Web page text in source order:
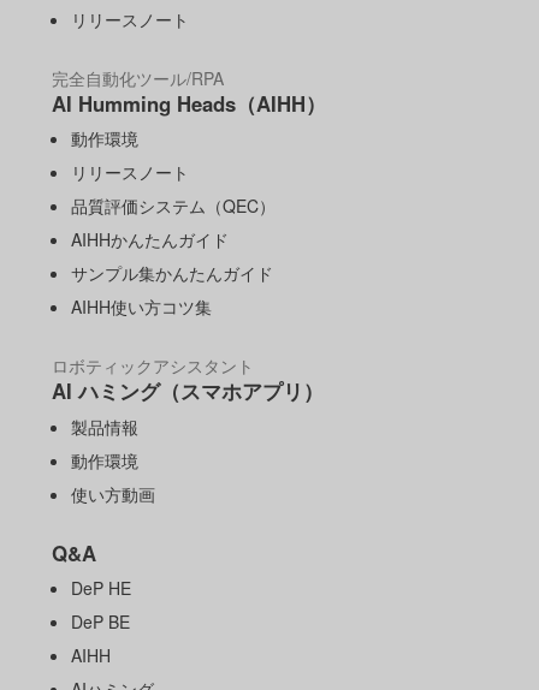
リリースノート
完全自動化ツール/RPA
AI Humming Heads（AIHH）
動作環境
リリースノート
品質評価システム（QEC）
AIHHかんたんガイド
サンプル集かんたんガイド
AIHH使い方コツ集
ロボティックアシスタント
AI ハミング（スマホアプリ）
製品情報
動作環境
使い方動画
Q&A
DeP HE
DeP BE
AIHH